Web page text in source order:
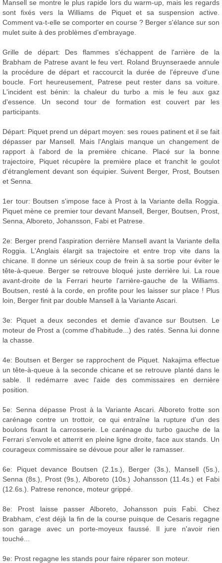
Mansell se montre le plus rapide lors du warm-up, mais les regards
sont fixés vers la Williams de Piquet et sa suspension active.
Comment va-t-elle se comporter en course ? Berger s'élance sur son
mulet suite à des problèmes d'embrayage.
Grille de départ: Des flammes s'échappent de l'arrière de la
Brabham de Patrese avant le feu vert. Roland Bruynseraede annule
la procédure de départ et raccourcit la durée de l'épreuve d'une
boucle. Fort heureusement, Patrese peut rester dans sa voiture.
L'incident est bénin: la chaleur du turbo a mis le feu aux gaz
d'essence. Un second tour de formation est couvert par les
participants.
Départ: Piquet prend un départ moyen: ses roues patinent et il se fait
dépasser par Mansell. Mais l'Anglais manque un changement de
rapport à l'abord de la première chicane. Placé sur la bonne
trajectoire, Piquet récupère la première place et franchit le goulot
d'étranglement devant son équipier. Suivent Berger, Prost, Boutsen
et Senna.
1er tour: Boutsen s'impose face à Prost à la Variante della Roggia.
Piquet mène ce premier tour devant Mansell, Berger, Boutsen, Prost,
Senna, Alboreto, Johansson, Fabi et Patrese.
2e: Berger prend l'aspiration derrière Mansell avant la Variante della
Roggia. L'Anglais élargit sa trajectoire et entre trop vite dans la
chicane. Il donne un sérieux coup de frein à sa sortie pour éviter le
tête-à-queue. Berger se retrouve bloqué juste derrière lui. La roue
avant-droite de la Ferrari heurte l'arrière-gauche de la Williams.
Boutsen, resté à la corde, en profite pour les laisser sur place ! Plus
loin, Berger finit par double Mansell à la Variante Ascari.
3e: Piquet a deux secondes et demie d'avance sur Boutsen. Le
moteur de Prost a (comme d'habitude...) des ratés. Senna lui donne
la chasse.
4e: Boutsen et Berger se rapprochent de Piquet. Nakajima effectue
un tête-à-queue à la seconde chicane et se retrouve planté dans le
sable. Il redémarre avec l'aide des commissaires en dernière
position.
5e: Senna dépasse Prost à la Variante Ascari. Alboreto frotte son
carénage contre un trottoir, ce qui entraîne la rupture d'un des
boulons fixant la carrosserie. Le carénage du turbo gauche de la
Ferrari s'envole et atterrit en pleine ligne droite, face aux stands. Un
courageux commissaire se dévoue pour aller le ramasser.
6e: Piquet devance Boutsen (2.1s.), Berger (3s.), Mansell (5s.),
Senna (8s.), Prost (9s.), Alboreto (10s.) Johansson (11.4s.) et Fabi
(12.6s.). Patrese renonce, moteur grippé.
8e: Prost laisse passer Alboreto, Johansson puis Fabi. Chez
Brabham, c'est déjà la fin de la course puisque de Cesaris regagne
son garage avec un porte-moyeux faussé. Il jure n'avoir rien
touché...
9e: Prost regagne les stands pour faire réparer son moteur.